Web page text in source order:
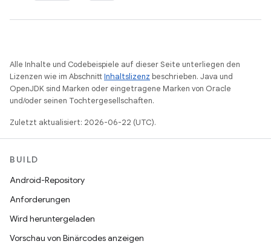
Alle Inhalte und Codebeispiele auf dieser Seite unterliegen den
Lizenzen wie im AbschnittInhaltslizenz beschrieben. Java und
OpenJDK sind Marken oder eingetragene Marken von Oracle
und/oder seinen Tochtergesellschaften.
Zuletzt aktualisiert: 2026-06-22 (UTC).
BUILD
Android-Repository
Anforderungen
Wird heruntergeladen
Vorschau von Binärcodes anzeigen